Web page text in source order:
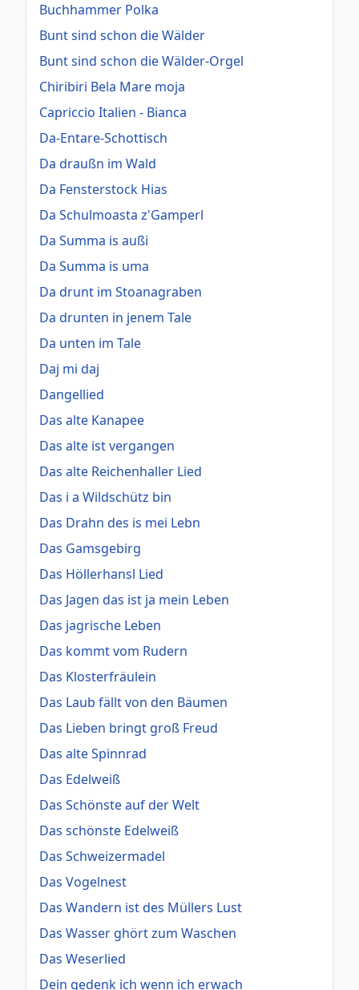
Buchhammer Polka
Bunt sind schon die Wälder
Bunt sind schon die Wälder-Orgel
Chiribiri Bela Mare moja
Capriccio Italien - Bianca
Da-Entare-Schottisch
Da draußn im Wald
Da Fensterstock Hias
Da Schulmoasta z'Gamperl
Da Summa is außi
Da Summa is uma
Da drunt im Stoanagraben
Da drunten in jenem Tale
Da unten im Tale
Daj mi daj
Dangellied
Das alte Kanapee
Das alte ist vergangen
Das alte Reichenhaller Lied
Das i a Wildschütz bin
Das Drahn des is mei Lebn
Das Gamsgebirg
Das Höllerhansl Lied
Das Jagen das ist ja mein Leben
Das jagrische Leben
Das kommt vom Rudern
Das Klosterfräulein
Das Laub fällt von den Bäumen
Das Lieben bringt groß Freud
Das alte Spinnrad
Das Edelweiß
Das Schönste auf der Welt
Das schönste Edelweiß
Das Schweizermadel
Das Vogelnest
Das Wandern ist des Müllers Lust
Das Wasser ghört zum Waschen
Das Weserlied
Dein gedenk ich wenn ich erwach